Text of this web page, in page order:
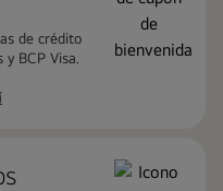
de crédito
BCP Visa.